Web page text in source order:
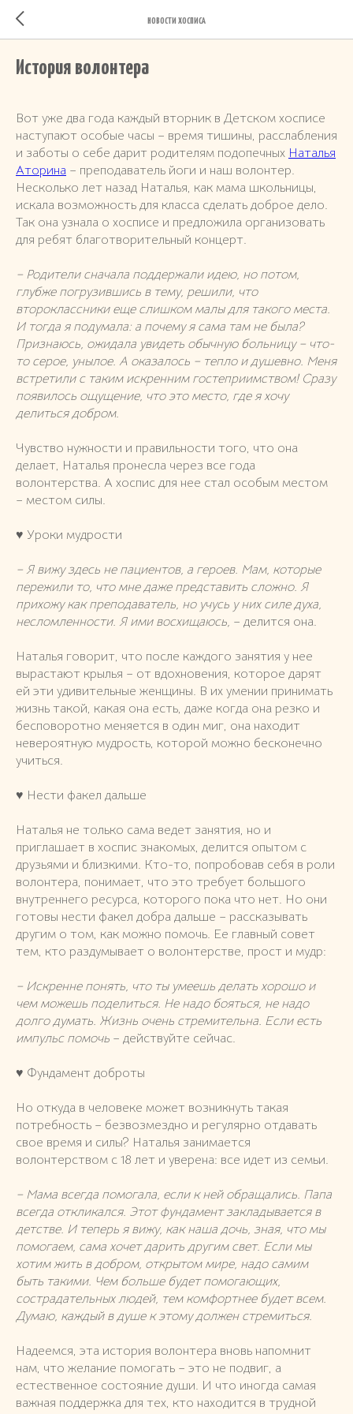
НОВОСТИ ХОСПИСА
История волонтера
Вот уже два года каждый вторник в Детском хосписе
наступают особые часы – время тишины, расслабления
и заботы о себе дарит родителям подопечных Наталья
Аторина – преподаватель йоги и наш волонтер.
Несколько лет назад Наталья, как мама школьницы,
искала возможность для класса сделать доброе дело.
Так она узнала о хосписе и предложила организовать
для ребят благотворительный концерт.
– Родители сначала поддержали идею, но потом,
глубже погрузившись в тему, решили, что
второклассники еще слишком малы для такого места.
И тогда я подумала: а почему я сама там не была?
Признаюсь, ожидала увидеть обычную больницу – что-
то серое, унылое. А оказалось – тепло и душевно. Меня
встретили с таким искренним гостеприимством! Сразу
появилось ощущение, что это место, где я хочу
делиться добром.
Чувство нужности и правильности того, что она
делает, Наталья пронесла через все года
волонтерства. А хоспис для нее стал особым местом
– местом силы.
♥️ Уроки мудрости
– Я вижу здесь не пациентов, а героев. Мам, которые
пережили то, что мне даже представить сложно. Я
прихожу как преподаватель, но учусь у них силе духа,
несломленности. Я ими восхищаюсь, – делится она.
Наталья говорит, что после каждого занятия у нее
вырастают крылья – от вдохновения, которое дарят
ей эти удивительные женщины. В их умении принимать
жизнь такой, какая она есть, даже когда она резко и
бесповоротно меняется в один миг, она находит
невероятную мудрость, которой можно бесконечно
учиться.
♥️ Нести факел дальше
Наталья не только сама ведет занятия, но и
приглашает в хоспис знакомых, делится опытом с
друзьями и близкими. Кто-то, попробовав себя в роли
волонтера, понимает, что это требует большого
внутреннего ресурса, которого пока что нет. Но они
готовы нести факел добра дальше – рассказывать
другим о том, как можно помочь. Ее главный совет
тем, кто раздумывает о волонтерстве, прост и мудр:
– Искренне понять, что ты умеешь делать хорошо и
чем можешь поделиться. Не надо бояться, не надо
долго думать. Жизнь очень стремительна. Если есть
импульс помочь – действуйте сейчас.
♥️ Фундамент доброты
Но откуда в человеке может возникнуть такая
потребность – безвозмездно и регулярно отдавать
свое время и силы? Наталья занимается
волонтерством с 18 лет и уверена: все идет из семьи.
– Мама всегда помогала, если к ней обращались. Папа
всегда откликался. Этот фундамент закладывается в
детстве. И теперь я вижу, как наша дочь, зная, что мы
помогаем, сама хочет дарить другим свет. Если мы
хотим жить в добром, открытом мире, надо самим
быть такими. Чем больше будет помогающих,
сострадательных людей, тем комфортнее будет всем.
Думаю, каждый в душе к этому должен стремиться.
Надеемся, эта история волонтера вновь напомнит
нам, что желание помогать – это не подвиг, а
естественное состояние души. И что иногда самая
важная поддержка для тех, кто находится в трудной